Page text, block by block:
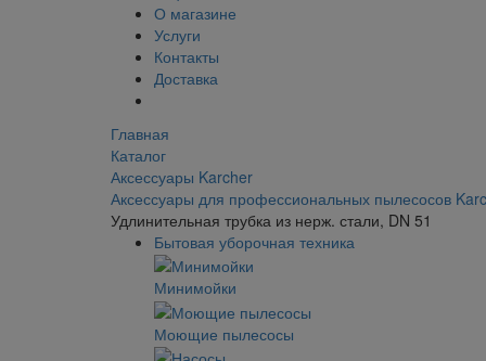
О магазине
Услуги
Контакты
Доставка
Главная
Каталог
Аксессуары Karcher
Аксессуары для профессиональных пылесосов
Удлинительная трубка из нерж. стали, DN 51
Бытовая уборочная техника
Минимойки
Моющие пылесосы